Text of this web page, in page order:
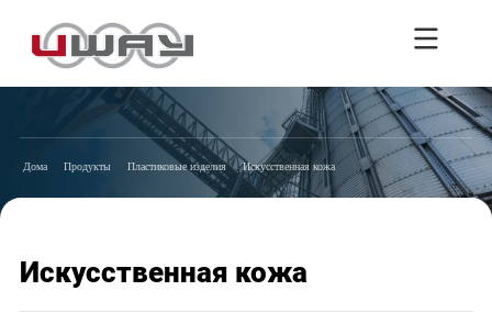
Дома Продукты Пластиковые изделия Искусственная кожа
Искусственная кожа